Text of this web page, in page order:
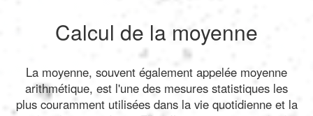
Calcul de la moyenne
La moyenne, souvent également appelée moyenne
arithmétique, est l'une des mesures statistiques les
plus couramment utilisées dans la vie quotidienne et la